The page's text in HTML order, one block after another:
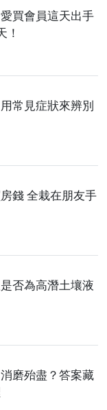
買會員這天出手
！
常見症狀來辨別
錢 全栽在朋友手
否為高潛土壤液
磨殆盡？答案藏